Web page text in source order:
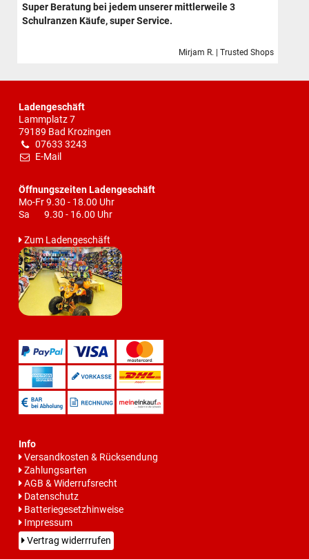
Super Beratung bei jedem unserer mittlerweile 3
Schulranzen Käufe, super Service.
Mirjam R. | Trusted Shops
Ladengeschäft
Lammplatz 7
79189 Bad Krozingen
07633 3243
E-Mail
Öffnungszeiten Ladengeschäft
Mo-Fr 9.30 - 18.00 Uhr
Sa 9.30 - 16.00 Uhr
Zum Ladengeschäft
Info
Versandkosten & Rücksendung
Zahlungsarten
AGB & Widerrufsrecht
Datenschutz
Batteriegesetzhinweise
Impressum
Vertrag widerrrufen